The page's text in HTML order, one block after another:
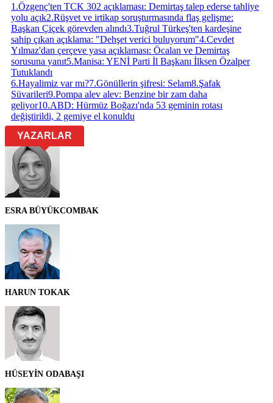
1 .Özgenç'ten TCK 302 açıklaması: Demirtaş talep ederse tahliye
yolu açık2.Rüşvet ve irtikap soruşturmasında flaş gelişme:
Başkan Çiçek görevden alındı3.Tuğrul Türkeş'ten kardeşine
sahip çıkan açıklama: "Dehşet verici buluyorum"4.Cevdet
Yılmaz'dan çerçeve yasa açıklaması: Öcalan ve Demirtaş
sorusuna yanıt5.Manisa: YENİ Parti İl Başkanı İlksen Özalper
Tutuklandı
6.Hayalimiz var mı?7.Gönüllerin şifresi: Selam8.Şafak
Süvarileri9.Pompa alev alev: Benzine bir zam daha
geliyor10.ABD: Hürmüz Boğazı'nda 53 geminin rotası
değiştirildi, 2 gemiye el konuldu
YAZARLAR
ESRA BÜYÜKCOMBAK
HARUN TOKAK
HÜSEYİN ODABAŞI